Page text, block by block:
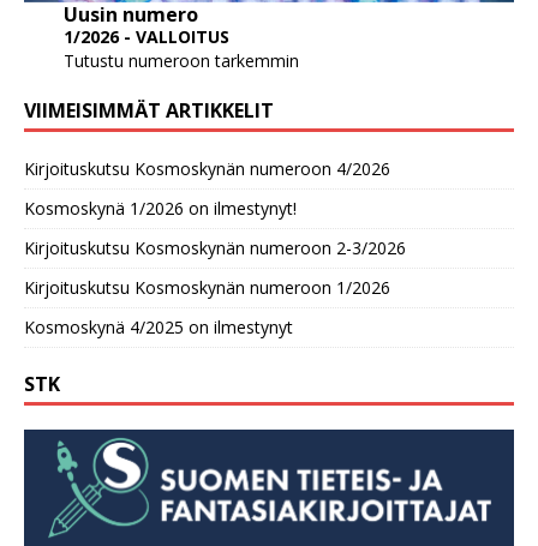
Uusin numero
1/2026 - VALLOITUS
Tutustu numeroon tarkemmin
VIIMEISIMMÄT ARTIKKELIT
Kirjoituskutsu Kosmoskynän numeroon 4/2026
Kosmoskynä 1/2026 on ilmestynyt!
Kirjoituskutsu Kosmoskynän numeroon 2-3/2026
Kirjoituskutsu Kosmoskynän numeroon 1/2026
Kosmoskynä 4/2025 on ilmestynyt
STK